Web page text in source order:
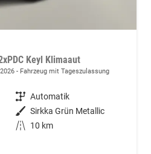
Keyl Klimaaut
Fahrzeug mit Tageszulassung
Getriebe Automatik
Außenfarbe Sirkka Grün Metallic
Kilometerstand
10 km